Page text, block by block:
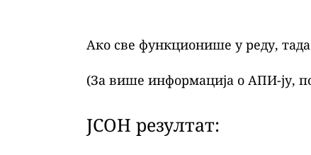
Ако све функционише у реду,
(За више информација о АПИ-ју,
ЈСОН резултат: